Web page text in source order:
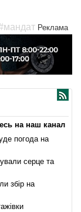
Реклама
на наш канал
погода на
серце та
збір на